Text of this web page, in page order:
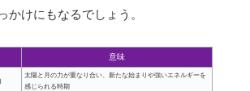
かけにもなるでしょう。
意味
太陽と月の力が重なり合い、新たな始まりや強いエネルギーを
感じられる時期